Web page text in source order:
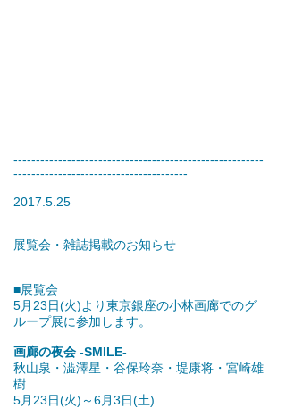
--------------------------------------------------------
---------------------------------------
2017.5.25
展覧会・雑誌掲載のお知らせ
■展覧会
5月23日(火)より東京銀座の小林画廊でのグ
ループ展に参加します。
画廊の夜会 -SMILE-
秋山泉・澁澤星・谷保玲奈・堤康将・宮崎雄
樹
5月23日(火)～6月3日(土)